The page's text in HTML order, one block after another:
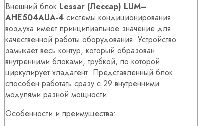
Внешний блок Lessar (Лессар) LUM–
AHE504AUA-4 системы кондиционирования
воздуха имеет принципиальное значение для
качественной работы оборудования. Устройство
замыкает весь контур, который образован
внутренними блоками, трубкой, по которой
циркулирует хладагент. Представленный блок
способен работать сразу с 29 внутренними
модулями разной мощности.
Особенности и преимущества: